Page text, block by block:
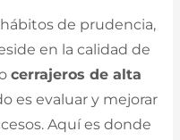
de prudencia,
en la calidad de
cerrajeros de alta
es evaluar y mejorar
Aquí es donde